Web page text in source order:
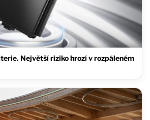
Největší riziko hrozí v rozpáleném